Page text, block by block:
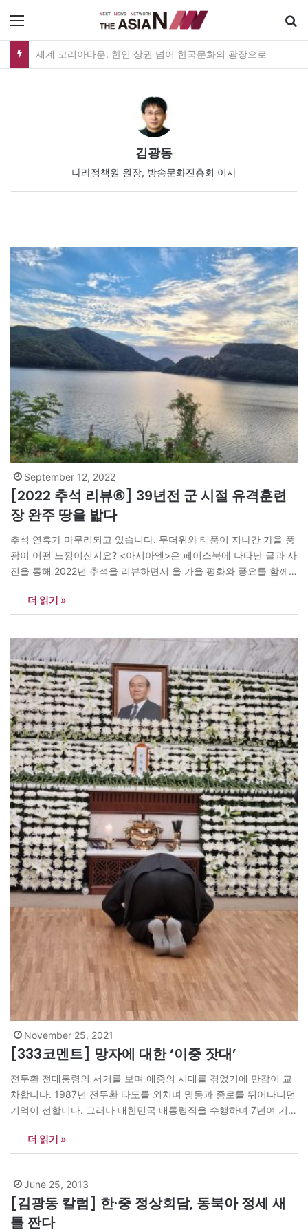
김광동
나라정책원 원장, 방송문화진흥회 이사
September 12, 2022
[2022 추석 리뷰⑥] 39년전 군 시절 유격훈련
장 완주 땅을 밟다
추석 연휴가 마무리되고 있습니다. 무더위와 태풍이 지나간 가을 풍
광이 어떤 느낌이신지요? <아시아엔>은 페이스북에 나타난 글과 사
진을 통해 2022년 추석을 리뷰하면서 올 가을 평화와 풍요를 함께
환했다는 희소식이 전해진다. 6.25 때 인천상륙작전 성공 소식과 같
아 보인다. 이번 추석연휴엔 39년전인 1983년, 훈련받던 완주 육군
더 읽기 »
November 25, 2021
[333코멘트] 망자에 대한 ‘이중 잣대’
전두환 전대통령의 서거를 보며 애증의 시대를 겪었기에 만감이 교
차합니다. 1987년 전두환 타도를 외치며 명동과 종로를 뛰어다니던
기억이 선합니다. 그러나 대한민국 대통령직을 수행하며 7년여 기간
는 것을 이렇게 어려워하는 사회가 정상인지 모르겠습니다. 김일성
사망때 조문 가야한다던 그 사람들 아니었습니까? 모택동도 공과 과
더 읽기 »
June 25, 2013
[김광동 칼럼] 한·중 정상회담, 동북아 정세 새
틀 짠다